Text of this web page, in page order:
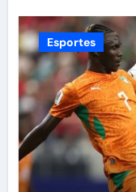
Esportes